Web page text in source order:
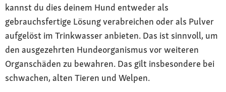
kannst du dies deinem Hund entweder als
gebrauchsfertige Lösung verabreichen oder als Pulver
aufgelöst im Trinkwasser anbieten. Das ist sinnvoll, um
den ausgezehrten Hundeorganismus vor weiteren
Organschäden zu bewahren. Das gilt insbesondere bei
schwachen, alten Tieren und Welpen.